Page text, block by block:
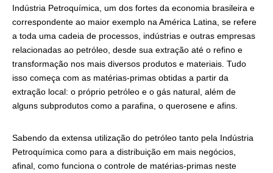
Indústria Petroquímica, um dos fortes da economia brasileira e
correspondente ao maior exemplo na América Latina, se refere
a toda uma cadeia de processos, indústrias e outras empresas
relacionadas ao petróleo, desde sua extração até o refino e
transformação nos mais diversos produtos e materiais. Tudo
isso começa com as matérias-primas obtidas a partir da
extração local: o próprio petróleo e o gás natural, além de
alguns subprodutos como a parafina, o querosene e afins.
Sabendo da extensa utilização do petróleo tanto pela Indústria
Petroquímica como para a distribuição em mais negócios,
afinal, como funciona o controle de matérias-primas neste